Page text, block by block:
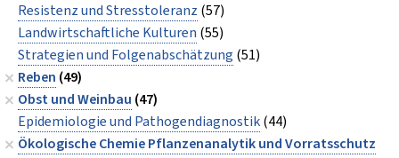
Resistenz und Stresstoleranz (57)
Landwirtschaftliche Kulturen (55)
Strategien und Folgenabschätzung (51)
Reben (49)
Obst und Weinbau (47)
Epidemiologie und Pathogendiagnostik(44)
Ökologische Chemie Pflanzenanalytik und Vorratsschutz